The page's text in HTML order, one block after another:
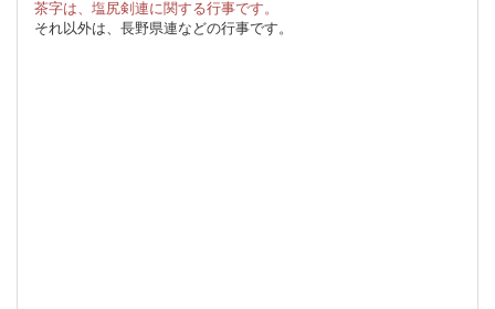
茶字は、塩尻剣連に関する行事です。
それ以外は、長野県連などの行事です。